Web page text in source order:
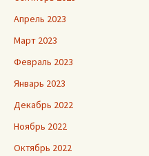
Апрель 2023
Март 2023
Февраль 2023
Январь 2023
Декабрь 2022
Ноябрь 2022
Октябрь 2022